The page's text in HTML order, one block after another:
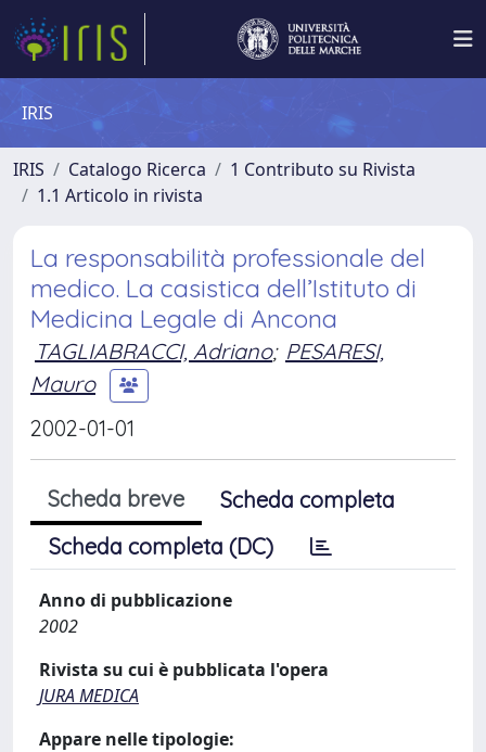
IRIS
IRIS Catalogo Ricerca
1 Contributo su Rivista
1.1 Articolo in rivista
La responsabilità professionale del
medico. La casistica dell’Istituto di
Medicina Legale di Ancona
TAGLIABRACCI, Adriano; PESARESI,
Mauro
2002-01-01
Scheda breve
Scheda completa
Scheda completa (DC)
Anno di pubblicazione
2002
Rivista su cui è pubblicata l'opera
JURA MEDICA
Appare nelle tipologie: